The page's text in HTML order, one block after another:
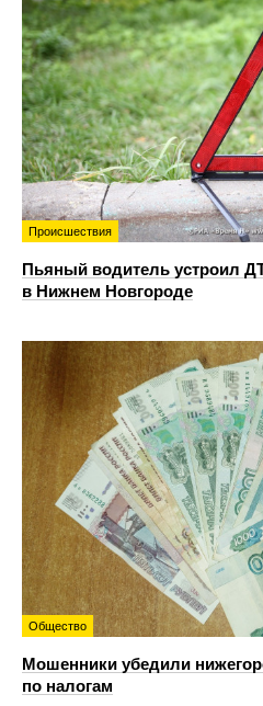
Происшествия
Пьяный водитель устроил
в Нижнем Новгороде
Общество
Мошенники убедили
по налогам